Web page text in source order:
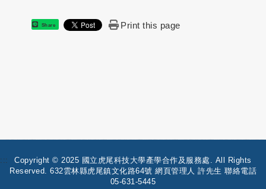
Share Print this page
:::
Copyright © 2025 國立虎尾科技大學產學合作及服務處. All Rights
Reserved. 632雲林縣虎尾鎮文化路64號 網頁管理人 許先生 聯絡電話
05-631-5445